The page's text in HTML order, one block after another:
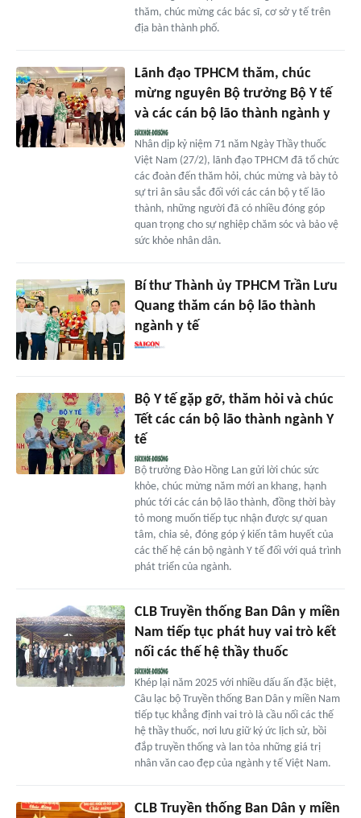
thăm, chúc mừng các bác sĩ, cơ sở y tế trên
địa bàn thành phố.
Lãnh đạo TPHCM thăm, chúc
mừng nguyên Bộ trưởng Bộ Y tế
và các cán bộ lão thành ngành y
Nhân dịp kỷ niệm 71 năm Ngày Thầy thuốc
Việt Nam (27/2), lãnh đạo TPHCM đã tổ chức
các đoàn đến thăm hỏi, chúc mừng và bày tỏ
sự tri ân sâu sắc đối với các cán bộ y tế lão
thành, những người đã có nhiều đóng góp
quan trọng cho sự nghiệp chăm sóc và bảo vệ
sức khỏe nhân dân.
Bí thư Thành ủy TPHCM Trần Lưu
Quang thăm cán bộ lão thành
ngành y tế
Bộ Y tế gặp gỡ, thăm hỏi và chúc
Tết các cán bộ lão thành ngành Y
tế
Bộ trưởng Đào Hồng Lan gửi lời chúc sức
khỏe, chúc mừng năm mới an khang, hạnh
phúc tới các cán bộ lão thành, đồng thời bày
tỏ mong muốn tiếp tục nhận được sự quan
tâm, chia sẻ, đóng góp ý kiến tâm huyết của
các thế hệ cán bộ ngành Y tế đối với quá trình
phát triển của ngành.
CLB Truyền thống Ban Dân y miền
Nam tiếp tục phát huy vai trò kết
nối các thế hệ thầy thuốc
Khép lại năm 2025 với nhiều dấu ấn đặc biệt,
Câu lạc bộ Truyền thống Ban Dân y miền Nam
tiếp tục khẳng định vai trò là cầu nối các thế
hệ thầy thuốc, nơi lưu giữ ký ức lịch sử, bồi
đắp truyền thống và lan tỏa những giá trị
nhân văn cao đẹp của ngành y tế Việt Nam.
CLB Truyền thống Ban Dân y miền